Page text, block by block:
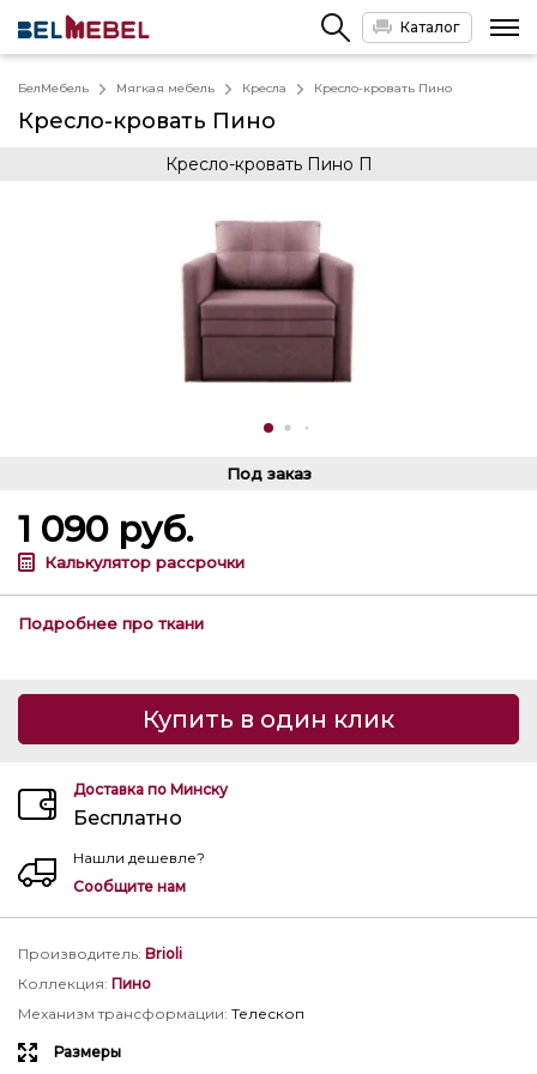
Каталог
БелМебель Мягкая мебель Кресла Кресло-кровать Пино
Кресло-кровать Пино
Кресло-кровать Пино П
Под заказ
1 090 руб.
Калькулятор рассрочки
Подробнее про ткани
Купить в один клик
Доставка по Минску
Бесплатно
Нашли дешевле?
Сообщите нам
Производитель: Brioli
Коллекция: Пино
Механизм трансформации: Телескоп
Размеры